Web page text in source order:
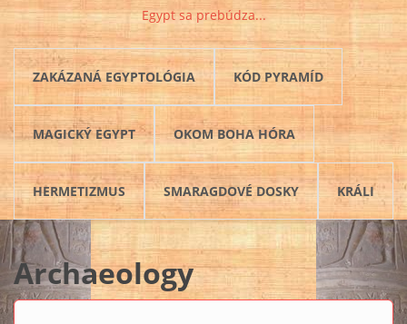
Egypt sa prebúdza...
ZAKÁZANÁ EGYPTOLÓGIA KÓD PYRAMÍD
MAGICKÝ EGYPT OKOM BOHA HÓRA
HERMETIZMUS SMARAGDOVÉ DOSKY KRÁLI
Archaeology